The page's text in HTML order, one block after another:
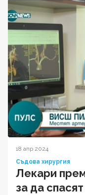
18 апр 2024
Съдова хирургия
Лекари
за да